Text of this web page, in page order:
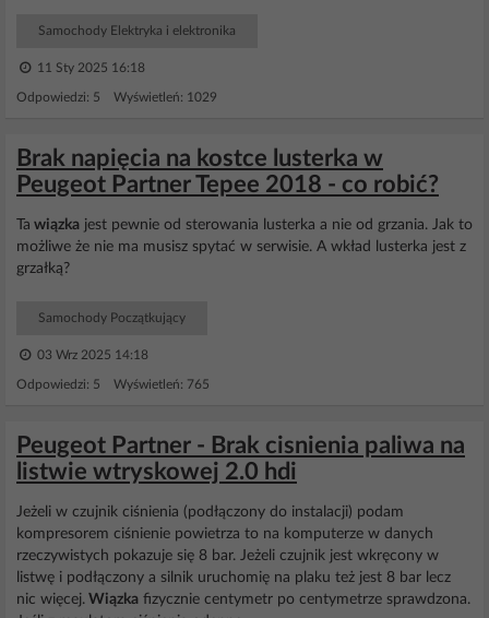
Samochody Elektryka i elektronika
11 Sty 2025 16:18
Odpowiedzi: 5 Wyświetleń: 1029
Brak napięcia na kostce lusterka w
Peugeot Partner Tepee 2018 - co robić?
Ta wiązka jest pewnie od sterowania lusterka a nie od grzania. Jak to
możliwe że nie ma musisz spytać w serwisie. A wkład lusterka jest z
grzałką?
Samochody Początkujący
03 Wrz 2025 14:18
Odpowiedzi: 5 Wyświetleń: 765
Peugeot Partner - Brak cisnienia paliwa na
listwie wtryskowej 2.0 hdi
Jeżeli w czujnik ciśnienia (podłączony do instalacji) podam
kompresorem ciśnienie powietrza to na komputerze w danych
rzeczywistych pokazuje się 8 bar. Jeżeli czujnik jest wkręcony w
listwę i podłączony a silnik uruchomię na plaku też jest 8 bar lecz
nic więcej. Wiązka fizycznie centymetr po centymetrze sprawdzona.